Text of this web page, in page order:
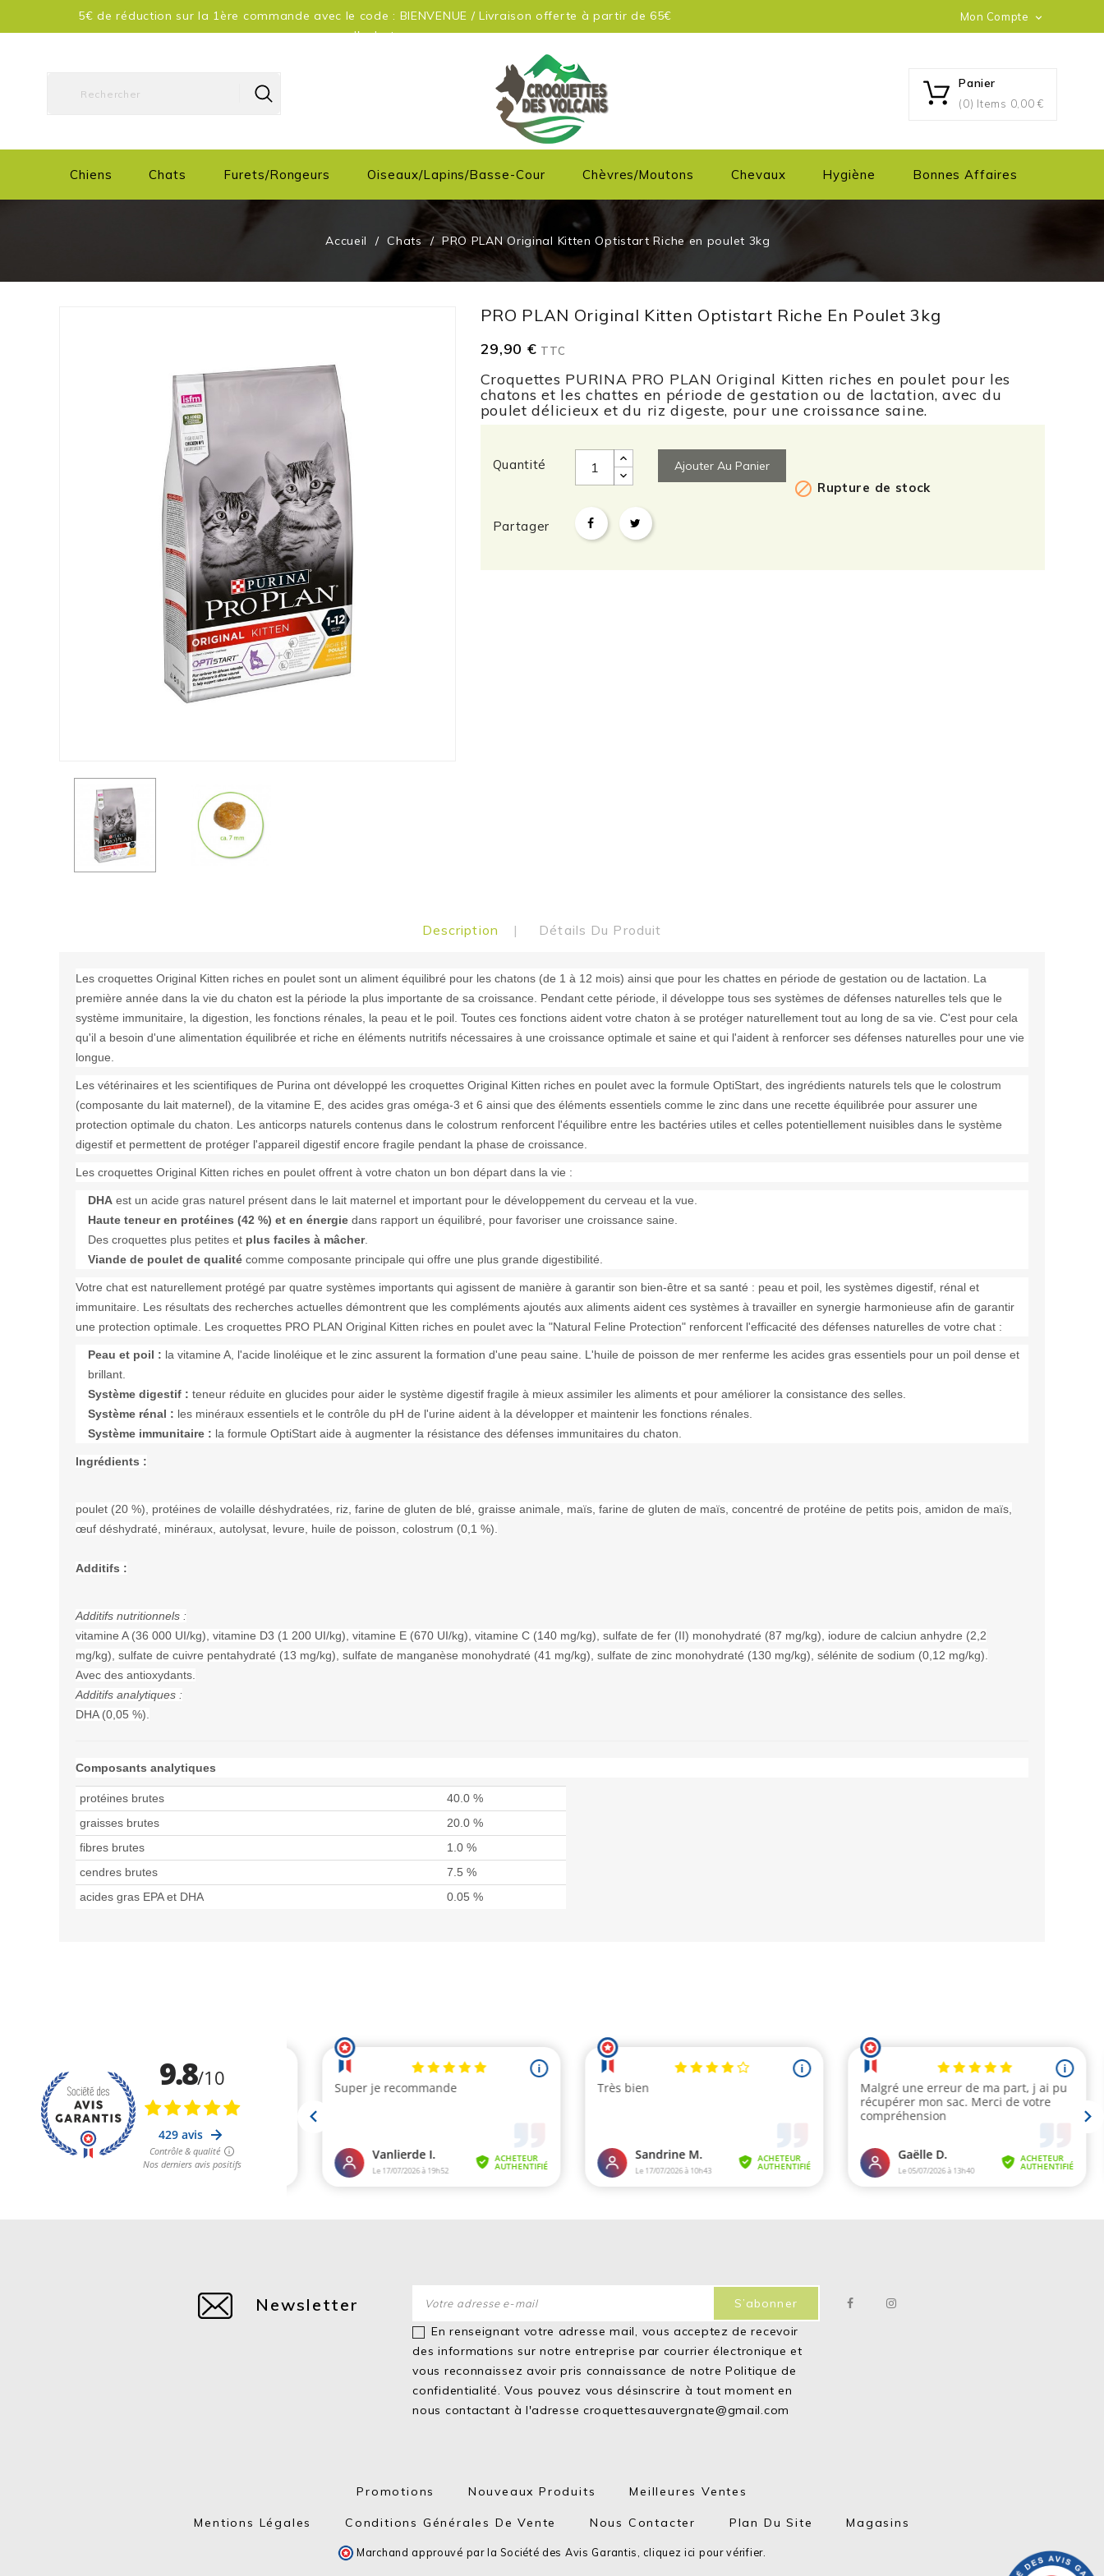
5€ de réduction sur la 1ère commande avec le code : BIENVENUE / Livraison offerte à partir de 65€
d'achats
Mon Compte 
Panier
(0) Items 0,00 €
Chiens Chats Furets/Rongeurs Oiseaux/Lapins/Basse-Cour Chèvres/moutons Chevaux Hygiène Bonnes Affaires
Accueil Chats PRO PLAN Original Kitten Optistart Riche en poulet 3kg
PRO PLAN Original Kitten Optistart Riche En Poulet 3kg
29,90 € TTC
Croquettes PURINA PRO PLAN Original Kitten riches en poulet pour les
chatons et les chattes en période de gestation ou de lactation, avec du
poulet délicieux et du riz digeste, pour une croissance saine.
Quantité Ajouter Au Panier
 Rupture de stock
Partager
Description Détails Du Produit
Les croquettes Original Kitten riches en poulet sont un aliment équilibré pour les chatons (de 1 à 12 mois) ainsi que pour les chattes en période de gestation ou de lactation. La
première année dans la vie du chaton est la période la plus importante de sa croissance. Pendant cette période, il développe tous ses systèmes de défenses naturelles tels que le
système immunitaire, la digestion, les fonctions rénales, la peau et le poil. Toutes ces fonctions aident votre chaton à se protéger naturellement tout au long de sa vie. C'est pour cela
qu'il a besoin d'une alimentation équilibrée et riche en éléments nutritifs nécessaires à une croissance optimale et saine et qui l'aident à renforcer ses défenses naturelles pour une vie
longue.
Les vétérinaires et les scientifiques de Purina ont développé les croquettes Original Kitten riches en poulet avec la formule OptiStart, des ingrédients naturels tels que le colostrum
(composante du lait maternel), de la vitamine E, des acides gras oméga-3 et 6 ainsi que des éléments essentiels comme le zinc dans une recette équilibrée pour assurer une
protection optimale du chaton. Les anticorps naturels contenus dans le colostrum renforcent l'équilibre entre les bactéries utiles et celles potentiellement nuisibles dans le système
digestif et permettent de protéger l'appareil digestif encore fragile pendant la phase de croissance.
Les croquettes Original Kitten riches en poulet offrent à votre chaton un bon départ dans la vie :
DHA est un acide gras naturel présent dans le lait maternel et important pour le développement du cerveau et la vue.
Haute teneur en protéines (42 %) et en énergie dans rapport un équilibré, pour favoriser une croissance saine.
Des croquettes plus petites et plus faciles à mâcher.
Viande de poulet de qualité comme composante principale qui offre une plus grande digestibilité.
Votre chat est naturellement protégé par quatre systèmes importants qui agissent de manière à garantir son bien-être et sa santé : peau et poil, les systèmes digestif, rénal et
immunitaire. Les résultats des recherches actuelles démontrent que les compléments ajoutés aux aliments aident ces systèmes à travailler en synergie harmonieuse afin de garantir
une protection optimale. Les croquettes PRO PLAN Original Kitten riches en poulet avec la "Natural Feline Protection" renforcent l'efficacité des défenses naturelles de votre chat :
Peau et poil : la vitamine A, l'acide linoléique et le zinc assurent la formation d'une peau saine. L'huile de poisson de mer renferme les acides gras essentiels pour un poil dense et
brillant.
Système digestif : teneur réduite en glucides pour aider le système digestif fragile à mieux assimiler les aliments et pour améliorer la consistance des selles.
Système rénal : les minéraux essentiels et le contrôle du pH de l'urine aident à la développer et maintenir les fonctions rénales.
Système immunitaire : la formule OptiStart aide à augmenter la résistance des défenses immunitaires du chaton.
Ingrédients :
poulet (20 %), protéines de volaille déshydratées, riz, farine de gluten de blé, graisse animale, maïs, farine de gluten de maïs, concentré de protéine de petits pois, amidon de maïs,
œuf déshydraté, minéraux, autolysat, levure, huile de poisson, colostrum (0,1 %).
Additifs :
Additifs nutritionnels :
vitamine A (36 000 UI/kg), vitamine D3 (1 200 UI/kg), vitamine E (670 UI/kg), vitamine C (140 mg/kg), sulfate de fer (II) monohydraté (87 mg/kg), iodure de calciun anhydre (2,2
mg/kg), sulfate de cuivre pentahydraté (13 mg/kg), sulfate de manganèse monohydraté (41 mg/kg), sulfate de zinc monohydraté (130 mg/kg), sélénite de sodium (0,12 mg/kg).
Avec des antioxydants.
Additifs analytiques :
DHA (0,05 %).
Composants analytiques
protéines brutes
40.0 %
graisses brutes
20.0 %
fibres brutes
1.0 %
cendres brutes
7.5 %
acides gras EPA et DHA
0.05 %
Newsletter
En renseignant votre adresse mail, vous acceptez de recevoir
des informations sur notre entreprise par courrier électronique et
vous reconnaissez avoir pris connaissance de notrePolitique de
confidentialité. Vous pouvez vous désinscrire à tout moment en
nous contactant à l'adresse croquettesauvergnate@gmail.com
Promotions Nouveaux Produits Meilleures Ventes
Mentions Légales Conditions Générales De Vente Nous Contacter Plan Du Site Magasins
Marchand approuvé par la Société des Avis Garantis, cliquez ici pour vérifier.